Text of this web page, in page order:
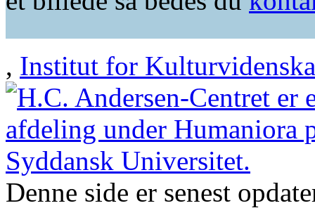
, Institut for
Denne side er senest